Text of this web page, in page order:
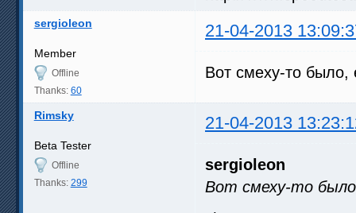
sergioleon 21-04-2013
Member
Offline
Thanks: 60
Вот смеху-то
Rimsky 21-04-2013
Beta Tester
Offline
Thanks: 299
sergioleon
Вот смеху-то